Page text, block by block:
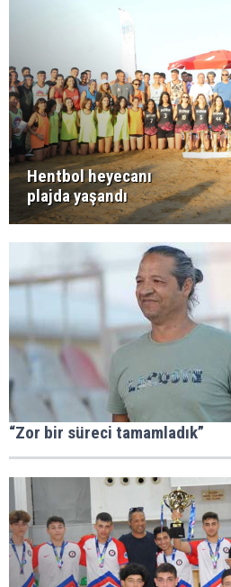
Hentbol heyecanı
plajda yaşandı
“Zor bir süreci tamamladık”